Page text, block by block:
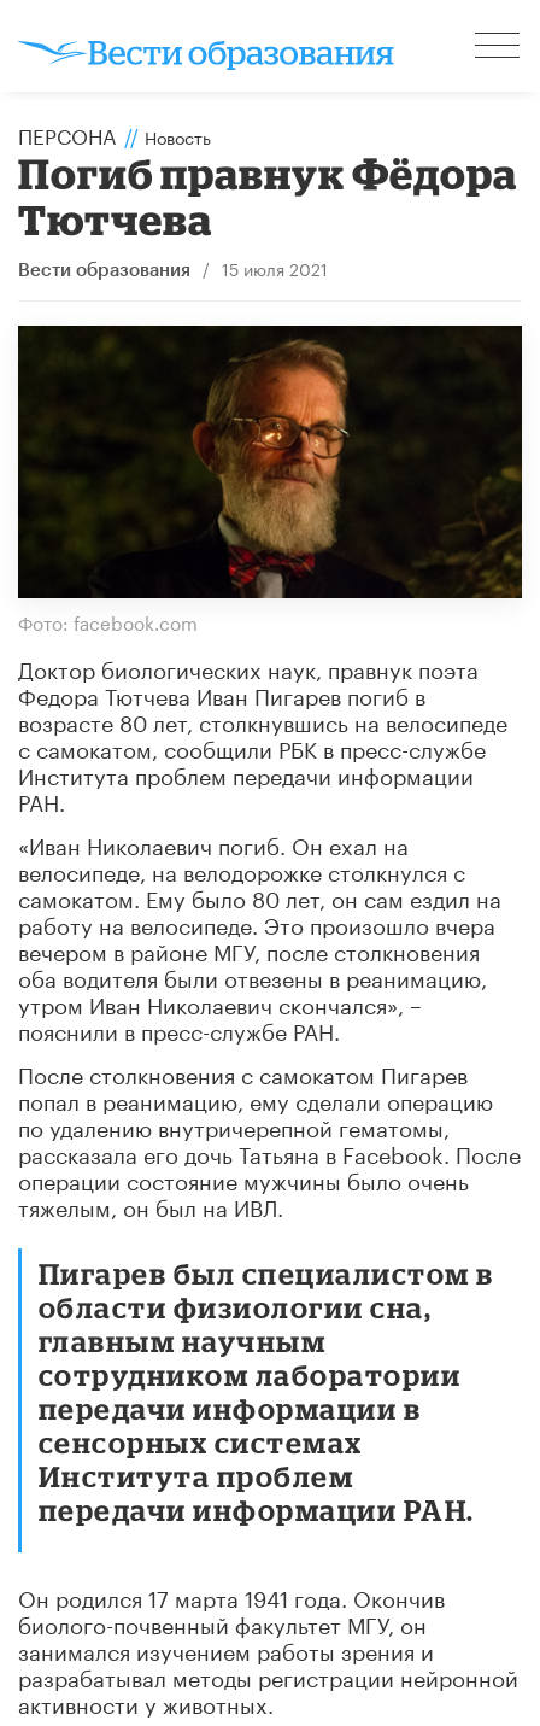
ПЕРСОНА // Новость
Погиб правнук Фёдора
Тютчева
Вести образования / 15 июля 2021
Фото: facebook.com
Доктор биологических наук, правнук поэта
Федора Тютчева Иван Пигарев погиб в
возрасте 80 лет, столкнувшись на велосипеде
с самокатом, сообщили РБК в пресс-службе
Института проблем передачи информации
РАН.
«Иван Николаевич погиб. Он ехал на
велосипеде, на велодорожке столкнулся с
самокатом. Ему было 80 лет, он сам ездил на
работу на велосипеде. Это произошло вчера
вечером в районе МГУ, после столкновения
оба водителя были отвезены в реанимацию,
утром Иван Николаевич скончался», –
пояснили в пресс-службе РАН.
После столкновения с самокатом Пигарев
попал в реанимацию, ему сделали операцию
по удалению внутричерепной гематомы,
рассказала его дочь Татьяна в Facebook. После
операции состояние мужчины было очень
тяжелым, он был на ИВЛ.
Пигарев был специалистом в
области физиологии сна,
главным научным
сотрудником лаборатории
передачи информации в
сенсорных системах
Института проблем
передачи информации РАН.
Он родился 17 марта 1941 года. Окончив
биолого-почвенный факультет МГУ, он
занимался изучением работы зрения и
разрабатывал методы регистрации нейронной
активности у животных.